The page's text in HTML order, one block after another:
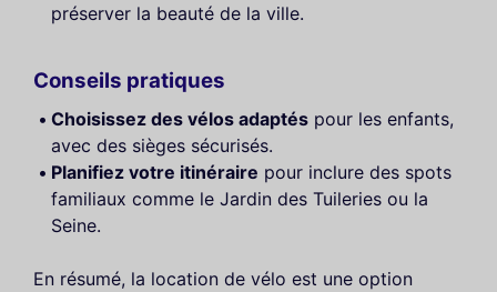
préserver la beauté de la ville.
Conseils pratiques
Choisissez des vélos adaptés pour les enfants,
avec des sièges sécurisés.
Planifiez votre itinéraire pour inclure des spots
familiaux comme le Jardin des Tuileries ou la
Seine.
En résumé, la location de vélo est une option